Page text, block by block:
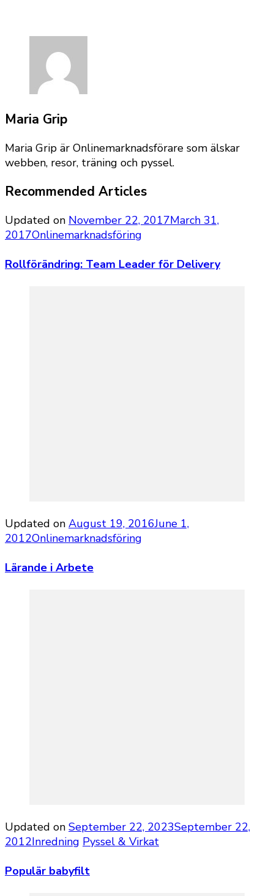
Maria Grip
Maria Grip är Onlinemarknadsförare som älskar
webben, resor, träning och pyssel.
Recommended Articles
Updated on November 22, 2017March 31,
2017Onlinemarknadsföring
Rollförändring: Team Leader för Delivery
Updated on August 19, 2016June 1,
2012Onlinemarknadsföring
Lärande i Arbete
Updated on September 22, 2023September 22,
2012Inredning Pyssel & Virkat
Populär babyfilt